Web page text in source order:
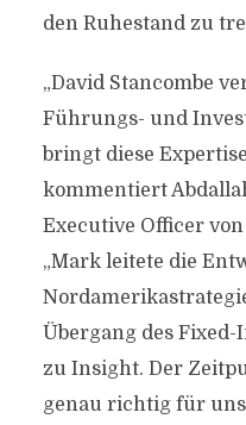
den Ruhestand zu
„David Stancombe
Führungs- und
bringt diese
kommentiert
Executive Officer
„Mark leitete die
Übergang des Fixed-
zu Insight. Der
genau richtig für